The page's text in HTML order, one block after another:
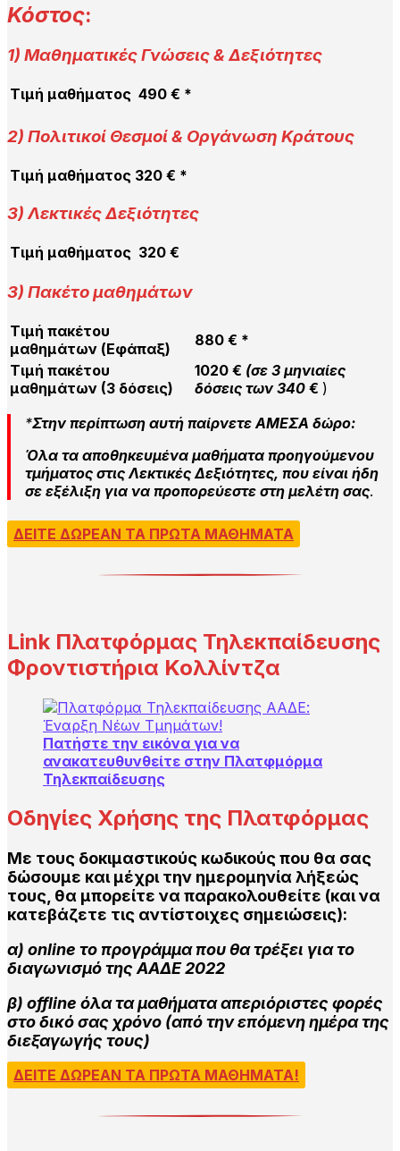
Κόστος:
1) Μαθηματικές Γνώσεις & Δεξιότητες
Τιμή μαθήματος 490 € *
2) Πολιτικοί Θεσμοί & Οργάνωση Κράτους
Τιμή μαθήματος 320 € *
3) Λεκτικές Δεξιότητες
Τιμή μαθήματος 320 €
3) Πακέτο μαθημάτων
Τιμή πακέτου
μαθημάτων (Εφάπαξ)
880 € *
Τιμή πακέτου
μαθημάτων (3 δόσεις)
1020 € (σε 3 μηνιαίες
δόσεις των 340 € )
*Στην περίπτωση αυτή παίρνετε ΑΜΕΣΑ δώρο:
Όλα τα αποθηκευμένα μαθήματα προηγούμενου
τμήματος στις Λεκτικές Δεξιότητες, που είναι ήδη
σε εξέλιξη για να προπορεύεστε στη μελέτη σας.
ΔΕΙΤΕ ΔΩΡΕΑΝ ΤΑ ΠΡΩΤΑ ΜΑΘΗΜΑΤΑ
Link Πλατφόρμας Τηλεκπαίδευσης
Φροντιστήρια Κολλίντζα
Πατήστε την εικόνα για να
ανακατευθυνθείτε στην Πλατφμόρμα
Τηλεκπαίδευσης
Οδηγίες Χρήσης της Πλατφόρμας
Με τους δοκιμαστικούς κωδικούς που θα σας
δώσουμε και μέχρι την ημερομηνία λήξεώς
τους, θα μπορείτε να παρακολουθείτε (και να
κατεβάζετε τις αντίστοιχες σημειώσεις):
α) οnline το προγράμμα που θα τρέξει για το
διαγωνισμό της ΑΑΔΕ 2022
β) οffline όλα τα μαθήματα απεριόριστες φορές
στο δικό σας χρόνο (από την επόμενη ημέρα της
διεξαγωγής τους)
ΔΕΙΤΕ ΔΩΡΕΑΝ ΤΑ ΠΡΩΤΑ ΜΑΘΗΜΑΤΑ!